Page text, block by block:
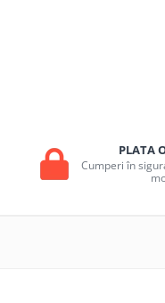
PLATA
Cumperi în